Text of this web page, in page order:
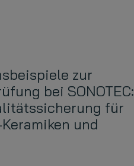
zur
bei SONOTEC:
für
und